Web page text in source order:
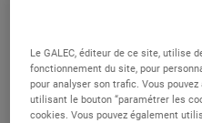
ADMINISTRATION
publiée le 21 juillet 2026
Le GALEC, éditeur de ce site, utilise
fonctionnement du site, pour
pour analyser son trafic. Vous
utilisant le bouton “paramétrer les
cookies. Vous pouvez également